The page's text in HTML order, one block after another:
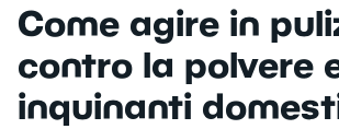
Come agire in
contro la polvere
inquinanti